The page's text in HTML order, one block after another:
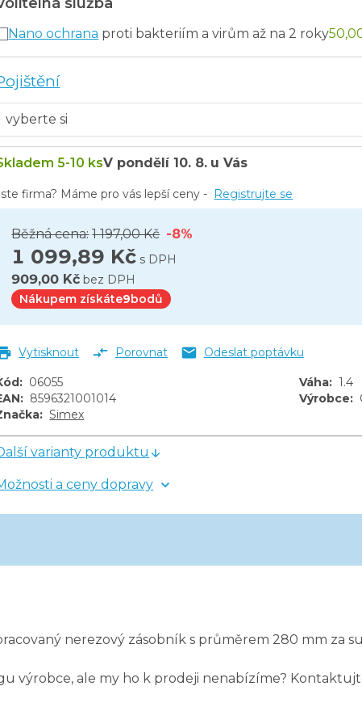
Běžná cena: 1 197,00 Kč -8%
1 099,89 Kč s DPH
909,00 Kč bez DPH
Nákupem získáte9bodů
5-10 ksV pondělí 10. 8. u Vás
Nano ochrana proti bakteriím a virům až na 2 roky
firma? Máme pro vás lepší ceny - Registrujte se
Vytisknout Porovnat Odeslat poptávku
: 06055 Váha: 1.4
: 8596321001014 Výrobce:
: Simex
varianty produktu
a ceny dopravy
nerezový zásobník s průměrem 280 mm za
výrobce, ale my ho k prodeji nenabízíme?